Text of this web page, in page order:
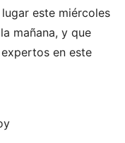
este miércoles
mañana, y que
en este